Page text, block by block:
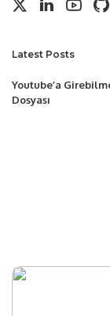
Latest Posts
Youtube’a
Dosyası